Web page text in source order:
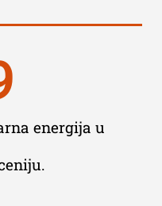
energija u